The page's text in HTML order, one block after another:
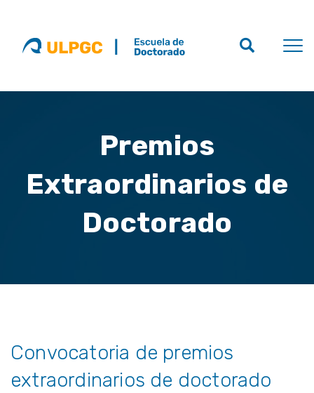
Premios
Extraordinarios de
Doctorado
Convocatoria de premios
extraordinarios de doctorado